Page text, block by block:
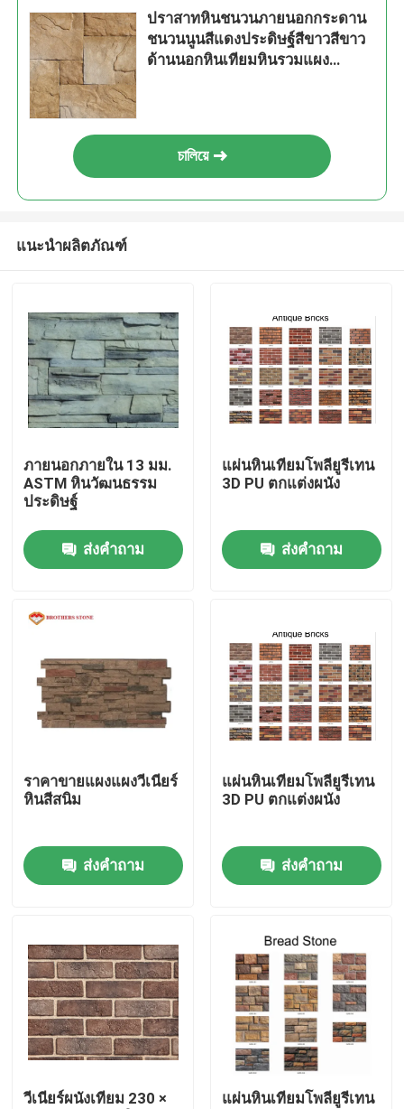
เกี่ยวกับเรา
ติดต่อเรา
กรณี
ขอคําอ้างอิง
แผ่นหินแกรนิต
ปราสาทหินชนวนภายนอกกระดาน
ชนวนนูนสีแดงประดิษฐ์สีขาวสีขาว
ด้านนอกหินเทียมหินรวมแผง
চালিয়ে
แนะนำผลิตภัณฑ์
ภายนอกภายใน 13 มม.
ASTM หินวัฒนธรรม
ประดิษฐ์
ส่งคำถาม
แผ่นหินเทียมโพลียูรีเทน
3D PU ตกแต่งผนัง
ส่งคำถาม
ราคาขายแผงแผงวีเนียร์
หินสีสนิม
ส่งคำถาม
แผ่นหินเทียมโพลียูรีเทน
3D PU ตกแต่งผนัง
ส่งคำถาม
วีเนียร์ผนังเทียม 230 ×
แผ่นหินเทียมโพลียูรีเทน